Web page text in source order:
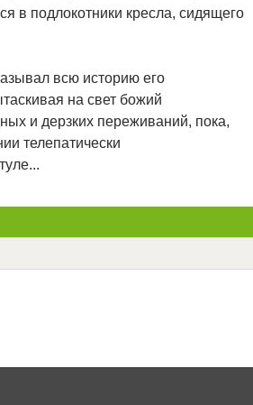
в подлокотники кресла, сидящего
всю историю его
на свет божий
и дерзких переживаний, пока,
телепатически